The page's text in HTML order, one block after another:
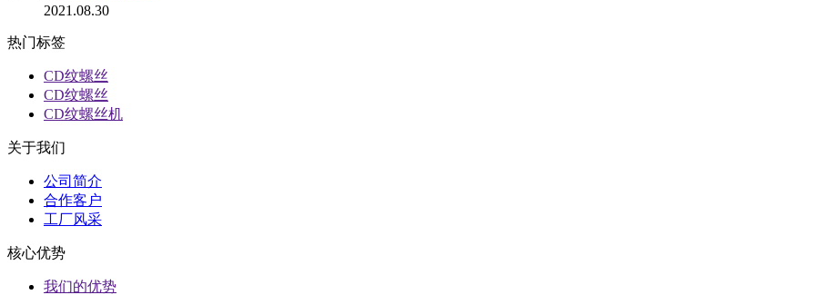
2021.08.30
热门标签
CD纹螺丝
CD纹螺丝
CD纹螺丝机
关于我们
公司简介
合作客户
工厂风采
核心优势
我们的优势